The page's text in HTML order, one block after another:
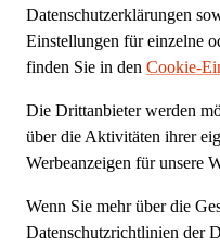
Datenschutzerklärungen
Einstellungen für einzelne
finden Sie in den Cookie-
Die Drittanbieter werden
über die Aktivitäten ihrer
Werbeanzeigen für unsere
Wenn Sie mehr über die
Datenschutzrichtlinien der